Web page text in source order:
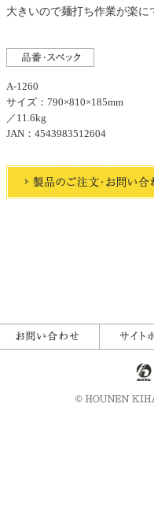
大きいので麺打ち作業が楽に
A-1260
サイズ：790×810×185mm
／11.6kg
JAN：4543983512604